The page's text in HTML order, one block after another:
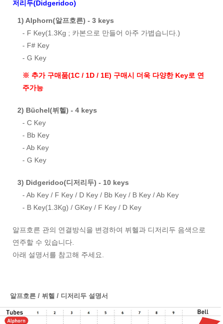
저리두(Didgeridoo)
1) Alphorn(알프호른) - 3 keys
- F Key(1.3Kg ; 카본으로 만들어 아주 가볍습니다.)
- F# Key
- G Key
※ 추가 구매품(1C / 1D / 1E) 구매시 더욱 다양한 Key로 연
주가능
2) Büchel(뷔헬) - 4 keys
- C Key
- Bb Key
- Ab Key
- G Key
3) Didgeridoo(디저리두) - 10 keys
- Ab Key / F Key / D Key / Bb Key / B Key / Ab Key
- B Key(1.3Kg) / GKey / F Key / D Key
알프호른 관의 연결방식을 변경하여 뷔헬과 디저리두 음색으로
연주할 수 있습니다.
아래 설명서를 참고해 주세요.
알프호른 / 뷔헬 / 디저리두 설명서